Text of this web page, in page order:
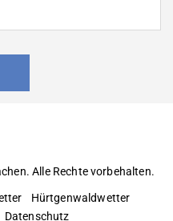
Alle Rechte vorbehalten.
Hürtgenwaldwetter
Datenschutz